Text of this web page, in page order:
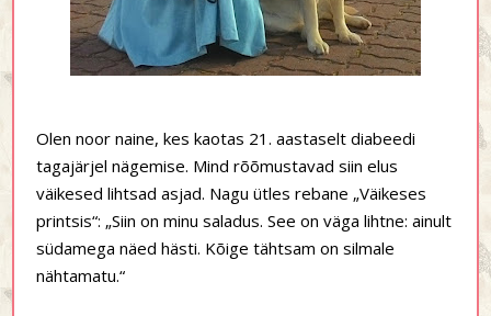
Olen noor naine, kes kaotas 21. aastaselt diabeedi
tagajärjel nägemise. Mind rõõmustavad siin elus
väikesed lihtsad asjad. Nagu ütles rebane „Väikeses
printsis“: „Siin on minu saladus. See on väga lihtne: ainult
südamega näed hästi. Kõige tähtsam on silmale
nähtamatu.“